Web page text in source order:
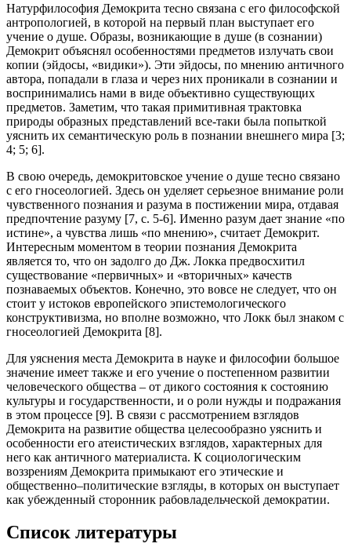
Натурфилософия Демокрита тесно связана с его философской
антропологией, в которой на первый план выступает его
учение о душе. Образы, возникающие в душе (в сознании)
Демокрит объяснял особенностями предметов излучать свои
копии (эйдосы, «видики»). Эти эйдосы, по мнению античного
автора, попадали в глаза и через них проникали в сознании и
воспринимались нами в виде объективно существующих
предметов. Заметим, что такая примитивная трактовка
природы образных представлений все-таки была попыткой
уяснить их семантическую роль в познании внешнего мира [3;
4; 5; 6].
В свою очередь, демокритовское учение о душе тесно связано
с его гносеологией. Здесь он уделяет серьезное внимание роли
чувственного познания и разума в постижении мира, отдавая
предпочтение разуму [7, с. 5-6]. Именно разум дает знание «по
истине», а чувства лишь «по мнению», считает Демокрит.
Интересным моментом в теории познания Демокрита
является то, что он задолго до Дж. Локка предвосхитил
существование «первичных» и «вторичных» качеств
познаваемых объектов. Конечно, это вовсе не следует, что он
стоит у истоков европейского эпистемологического
конструктивизма, но вполне возможно, что Локк был знаком с
гносеологией Демокрита [8].
Для уяснения места Демокрита в науке и философии большое
значение имеет также и его учение о постепенном развитии
человеческого общества – от дикого состояния к состоянию
культуры и государственности, и о роли нужды и подражания
в этом процессе [9]. В связи с рассмотрением взглядов
Демокрита на развитие общества целесообразно уяснить и
особенности его атеистических взглядов, характерных для
него как античного материалиста. К социологическим
воззрениям Демокрита примыкают его этические и
общественно–политические взгляды, в которых он выступает
как убежденный сторонник рабовладельческой демократии.
Список литературы